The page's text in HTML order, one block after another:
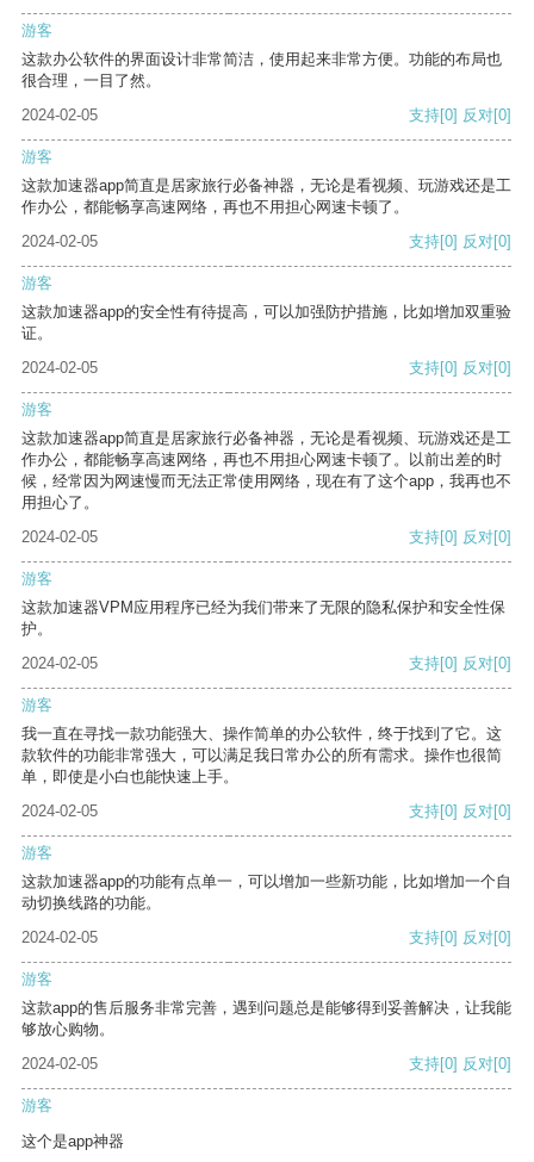
游客
这款办公软件的界面设计非常简洁，使用起来非常方便。功能的布局也
很合理，一目了然。
2024-02-05
支持[0] 反对[0]
游客
这款加速器app简直是居家旅行必备神器，无论是看视频、玩游戏还是工
作办公，都能畅享高速网络，再也不用担心网速卡顿了。
2024-02-05
支持[0] 反对[0]
游客
这款加速器app的安全性有待提高，可以加强防护措施，比如增加双重验
证。
2024-02-05
支持[0] 反对[0]
游客
这款加速器app简直是居家旅行必备神器，无论是看视频、玩游戏还是工
作办公，都能畅享高速网络，再也不用担心网速卡顿了。以前出差的时
候，经常因为网速慢而无法正常使用网络，现在有了这个app，我再也不
用担心了。
2024-02-05
支持[0] 反对[0]
游客
这款加速器VPM应用程序已经为我们带来了无限的隐私保护和安全性保
护。
2024-02-05
支持[0] 反对[0]
游客
我一直在寻找一款功能强大、操作简单的办公软件，终于找到了它。这
款软件的功能非常强大，可以满足我日常办公的所有需求。操作也很简
单，即使是小白也能快速上手。
2024-02-05
支持[0] 反对[0]
游客
这款加速器app的功能有点单一，可以增加一些新功能，比如增加一个自
动切换线路的功能。
2024-02-05
支持[0] 反对[0]
游客
这款app的售后服务非常完善，遇到问题总是能够得到妥善解决，让我能
够放心购物。
2024-02-05
支持[0] 反对[0]
游客
这个是app神器